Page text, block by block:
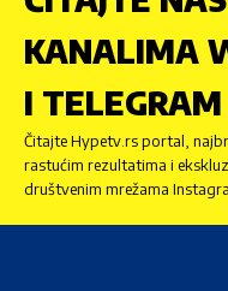
KANALIMA
I TELEGRAM
Čitajte Hypetv.rs portal,
rastućim rezultatima i
društvenim mrežama